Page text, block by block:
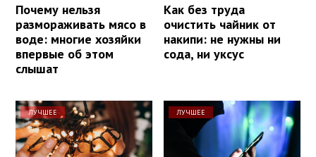
Почему нельзя
размораживать мясо в
воде: многие хозяйки
впервые об этом
слышат
Как без труда
очистить чайник от
накипи: не нужны ни
сода, ни уксус
ЛУЧШЕЕ ЛУЧШЕЕ